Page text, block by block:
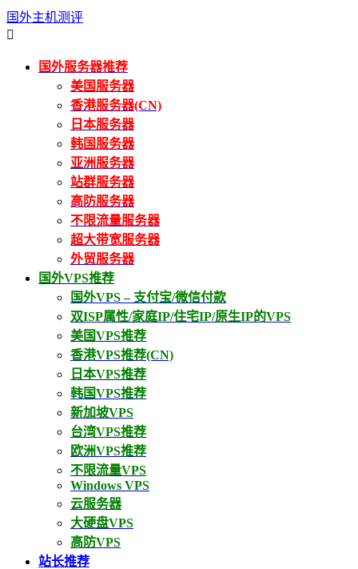
国外主机测评

国外服务器推荐
美国服务器
香港服务器(CN)
日本服务器
韩国服务器
亚洲服务器
站群服务器
高防服务器
不限流量服务器
超大带宽服务器
外贸服务器
国外VPS推荐
国外VPS – 支付宝/微信付款
双ISP属性/家庭IP/住宅IP/原生IP的VPS
美国VPS推荐
香港VPS推荐(CN)
日本VPS推荐
韩国VPS推荐
新加坡VPS
台湾VPS推荐
欧洲VPS推荐
不限流量VPS
Windows VPS
云服务器
大硬盘VPS
高防VPS
站长推荐